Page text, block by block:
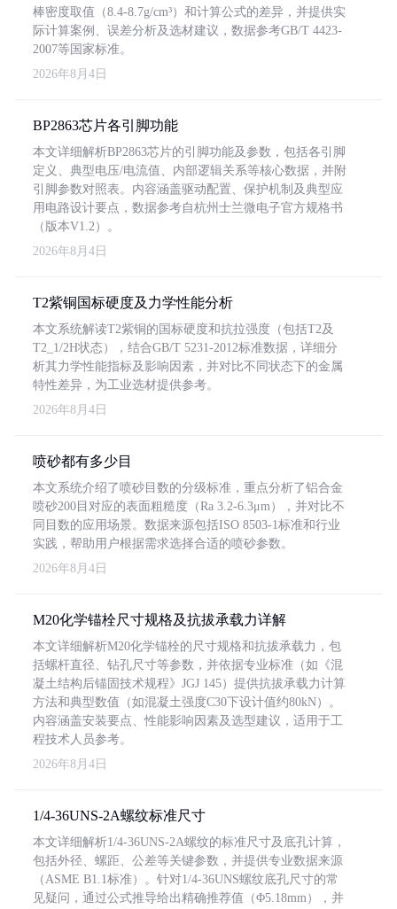
棒密度取值（8.4-8.7g/cm³）和计算公式的差异，并提供实
际计算案例、误差分析及选材建议，数据参考GB/T 4423-
2007等国家标准。
2026年8月4日
BP2863芯片各引脚功能
本文详细解析BP2863芯片的引脚功能及参数，包括各引脚
定义、典型电压/电流值、内部逻辑关系等核心数据，并附
引脚参数对照表。内容涵盖驱动配置、保护机制及典型应
用电路设计要点，数据参考自杭州士兰微电子官方规格书
（版本V1.2）。
2026年8月4日
T2紫铜国标硬度及力学性能分析
本文系统解读T2紫铜的国标硬度和抗拉强度（包括T2及
T2_1/2H状态），结合GB/T 5231-2012标准数据，详细分
析其力学性能指标及影响因素，并对比不同状态下的金属
特性差异，为工业选材提供参考。
2026年8月4日
喷砂都有多少目
本文系统介绍了喷砂目数的分级标准，重点分析了铝合金
喷砂200目对应的表面粗糙度（Ra 3.2-6.3μm），并对比不
同目数的应用场景。数据来源包括ISO 8503-1标准和行业
实践，帮助用户根据需求选择合适的喷砂参数。
2026年8月4日
M20化学锚栓尺寸规格及抗拔承载力详解
本文详细解析M20化学锚栓的尺寸规格和抗拔承载力，包
括螺杆直径、钻孔尺寸等参数，并依据专业标准（如《混
凝土结构后锚固技术规程》JGJ 145）提供抗拔承载力计算
方法和典型数值（如混凝土强度C30下设计值约80kN）。
内容涵盖安装要点、性能影响因素及选型建议，适用于工
程技术人员参考。
2026年8月4日
1/4-36UNS-2A螺纹标准尺寸
本文详细解析1/4-36UNS-2A螺纹的标准尺寸及底孔计算，
包括外径、螺距、公差等关键参数，并提供专业数据来源
（ASME B1.1标准）。针对1/4-36UNS螺纹底孔尺寸的常
见疑问，通过公式推导给出精确推荐值（Φ5.18mm），并